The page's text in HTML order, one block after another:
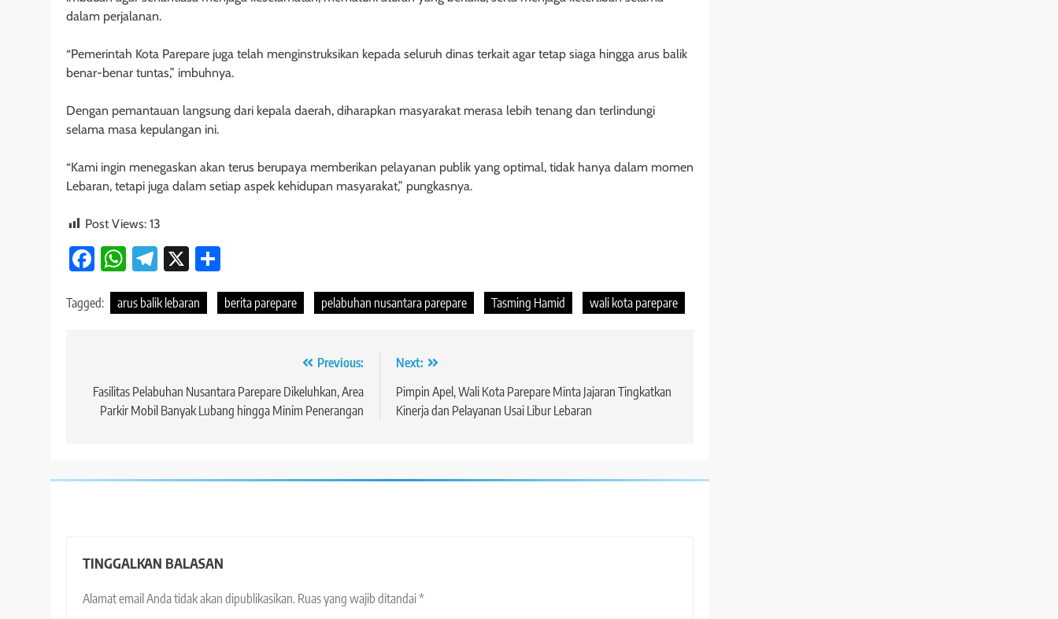
dalam perjalanan.
“Pemerintah Kota Parepare juga telah menginstruksikan kepada seluruh dinas terkait agar tetap siaga hingga arus balik
benar-benar tuntas,” imbuhnya.
Dengan pemantauan langsung dari kepala daerah, diharapkan masyarakat merasa lebih tenang dan terlindungi
selama masa kepulangan ini.
“Kami ingin menegaskan akan terus berupaya memberikan pelayanan publik yang optimal, tidak hanya dalam momen
Lebaran, tetapi juga dalam setiap aspek kehidupan masyarakat,” pungkasnya.
Post Views: 13
Facebook
WhatsApp
Telegram
X
Tagged: arus balik lebaran berita parepare pelabuhan nusantara parepare Tasming Hamid wali kota parepare
pos
Previous:
Fasilitas Pelabuhan Nusantara Parepare Dikeluhkan, Area
Parkir Mobil Banyak Lubang hingga Minim Penerangan
Next:
Pimpin Apel, Wali Kota Parepare Minta Jajaran Tingkatkan
Kinerja dan Pelayanan Usai Libur Lebaran
TINGGALKAN BALASAN
Alamat email Anda tidak akan dipublikasikan. Ruas yang wajib ditandai*